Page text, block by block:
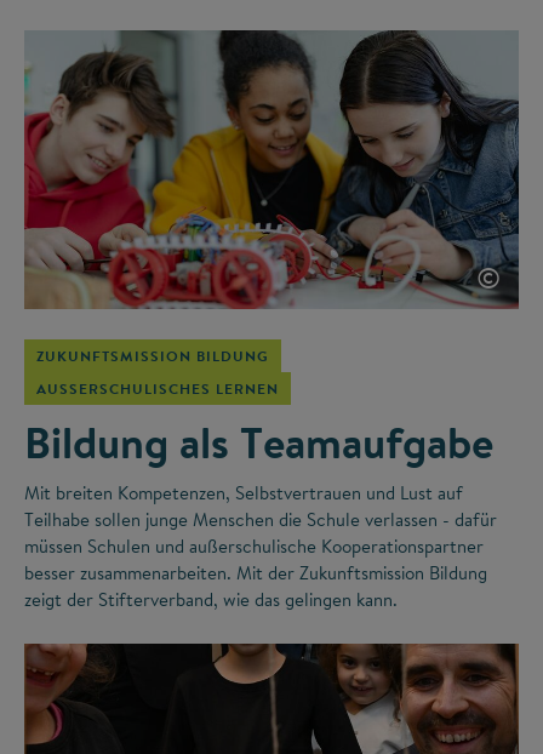
©
ZUKUNFTSMISSION BILDUNG
AUSSERSCHULISCHES LERNEN
Bildung als Teamaufgabe
Mit breiten Kompetenzen, Selbstvertrauen und Lust auf
Teilhabe sollen junge Menschen die Schule verlassen - dafür
müssen Schulen und außerschulische Kooperationspartner
besser zusammenarbeiten. Mit der Zukunftsmission Bildung
zeigt der Stifterverband, wie das gelingen kann.